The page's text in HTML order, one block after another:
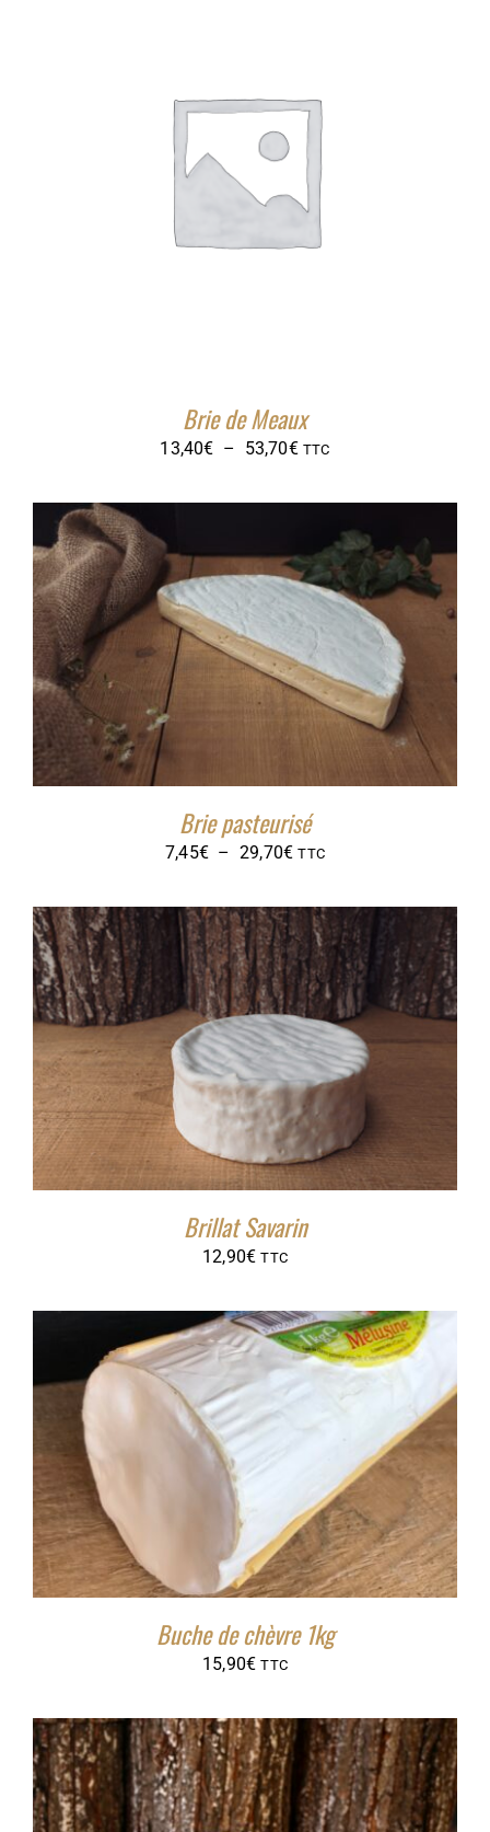
Brie de Meaux
13,40€ – 53,70€Plage
prix :
13,40€
à
53,70€
TTC
Brie pasteurisé
7,45€ – 29,70€Plage
prix :
7,45€
à
29,70€
TTC
Brillat Savarin
12,90€ TTC
Buche de chèvre 1kg
15,90€ TTC